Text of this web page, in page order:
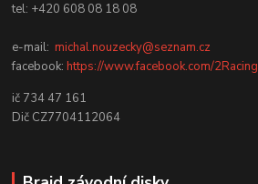
tel: +420 608 08 18 08
e-mail:michal.nouzecky@seznam.cz
facebook:https://www.facebook.com/2Racing
ič 734 47 161
Dič CZ7704112064